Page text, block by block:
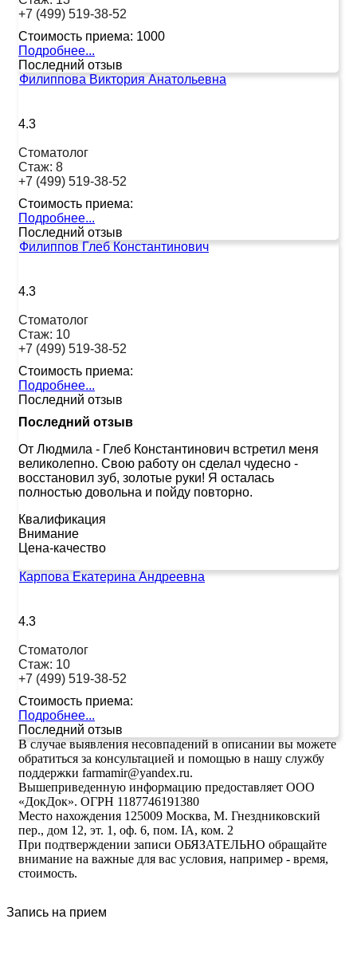
+7 (499) 519-38-52
Стоимость приема: 1000
Подробнее...
Последний отзыв
Филиппова Виктория Анатольевна
4.3
Стоматолог
Стаж: 8
+7 (499) 519-38-52
Стоимость приема:
Подробнее...
Последний отзыв
Филиппов Глеб Константинович
4.3
Стоматолог
Стаж: 10
+7 (499) 519-38-52
Стоимость приема:
Подробнее...
Последний отзыв
Последний отзыв
От Людмила - Глеб Константинович встретил меня
великолепно. Свою работу он сделал чудесно -
восстановил зуб, золотые руки! Я осталась
полностью довольна и пойду повторно.
Квалификация
Внимание
Цена-качество
Карпова Екатерина Андреевна
4.3
Стоматолог
Стаж: 10
+7 (499) 519-38-52
Стоимость приема:
Подробнее...
Последний отзыв
В случае выявления несовпадений в описании вы можете
обратиться за консультацией и помощью в нашу службу
поддержки farmamir@yandex.ru.
Вышеприведенную информацию предоставляет ООО
«ДокДок». ОГРН 1187746191380
Место нахождения 125009 Москва, М. Гнездниковский
пер., дом 12, эт. 1, оф. 6, пом. IA, ком. 2
При подтверждении записи ОБЯЗАТЕЛЬНО обращайте
внимание на важные для вас условия, например - время,
стоимость.
Запись на прием